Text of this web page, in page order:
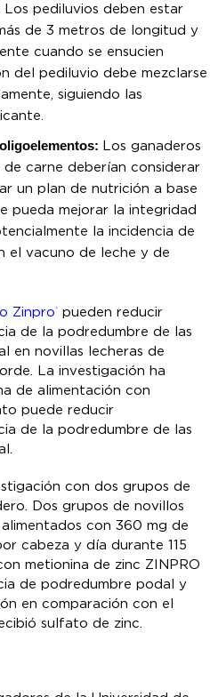
Los pediluvios deben estar
de 3 metros de longitud y
cuando se ensucien
del pediluvio debe mezclarse
siguiendo las
Los ganaderos
carne deberían considerar
un plan de nutrición a base
pueda mejorar la integridad
la incidencia de
el vacuno de leche y de
Zinpro® pueden reducir
de la podredumbre de las
en novillas lecheras de
La investigación ha
de alimentación con
puede reducir
de la podredumbre de las
con dos grupos de
Dos grupos de novillos
con 360 mg de
cabeza y día durante 115
metionina de zinc ZINPRO
de podredumbre podal y
en comparación con el
sulfato de zinc.